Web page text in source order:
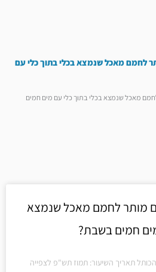
לחמם מאכל שנמצא בכלי בתוך כלי עם
מאכל שנמצא בכלי בתוך כלי עם מים חמים
מותר לחמם מאכל שנמצא
חמים בשבת?
תאריך השיעור: תמוז תש"פ לצפייה